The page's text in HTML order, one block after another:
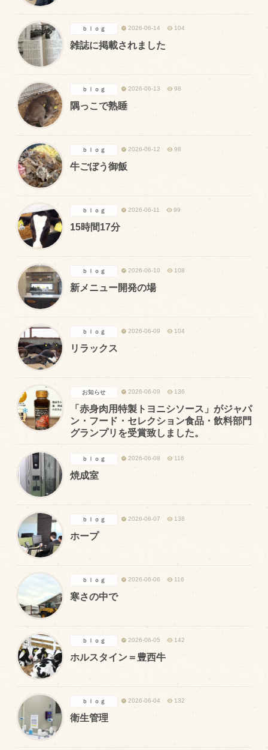
2026-06-14 104
雑誌に掲載されました
ｂｌｏｇ
2026-06-13 98
隅っこで熟睡
ｂｌｏｇ
2026-06-12 98
牛ごぼう御飯
ｂｌｏｇ
2026-06-11 99
15時間17分
ｂｌｏｇ
2026-06-10 108
新メニュー開発の場
ｂｌｏｇ
2026-06-09 104
リラックス
ｂｌｏｇ
2026-06-09 136
「赤身肉用特製トヨニシソース」がジャパ
ン・フード・セレクション食品・飲料部門
グランプリを受賞致しました。
お知らせ
2026-06-08 116
焼成室
ｂｌｏｇ
2026-06-07 138
ホープ
ｂｌｏｇ
2026-06-06 116
寒さの中で
ｂｌｏｇ
2026-06-05 142
ホルスタイン＝豊西牛
ｂｌｏｇ
2026-06-04 132
衛生管理
ｂｌｏｇ
販売加工場
食肉加工場を新設
業務管理体制
品質管理体制
ＢtoＢ受発注システム
瑕疵とは
商品のご紹介
豊西牛
厚切ステーキ
カルビ串
ハンバーグ
黒にんにく
豊西ソース
取り扱い店
販売店
飲食店
その他
マップから探す
問い合わせ
個人のお客様
法人のお客様
Facebook
Twitter
LINE公式アカウント
Instagram
RSS フィード